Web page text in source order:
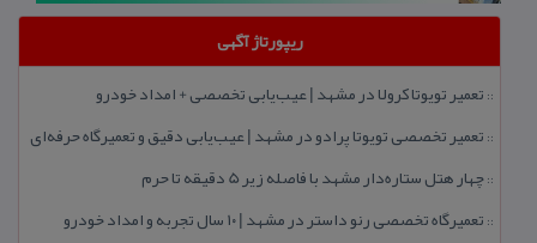
ریپورتاژ آگهی
:: تعمیر تویوتا كرولا در مشهد | عیب‌یابی تخصصی + امداد خودرو
:: تعمیر تخصصی تویوتا پرادو در مشهد | عیب‌یابی دقیق و تعمیرگاه حرفه‌ای
::چهار هتل‌ ستاره‌دار مشهد با فاصله زیر 5 دقیقه تا حرم
:: تعمیرگاه تخصصی رنو داستر در مشهد | ۱۰ سال تجربه و امداد خودرو